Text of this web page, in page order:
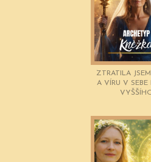
ZTRATILA
A VÍRU V SEBE